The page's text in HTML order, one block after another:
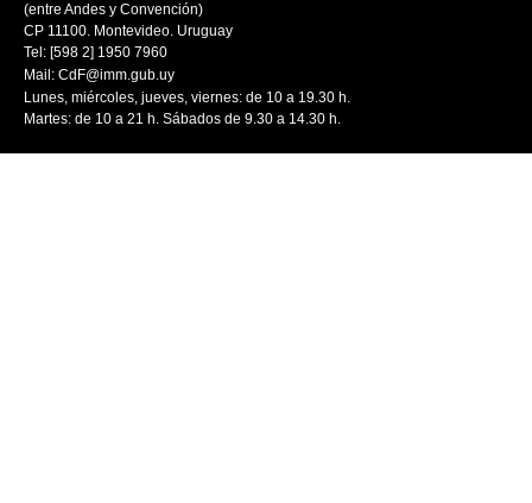
(entre Andes y Convención)
CP 11100. Montevideo. Uruguay
Tel: [598 2] 1950 7960
Mail: CdF@imm.gub.uy
Lunes, miércoles, jueves, viernes: de 10 a 19.30 h.
Martes: de 10 a 21 h. Sábados de 9.30 a 14.30 h.